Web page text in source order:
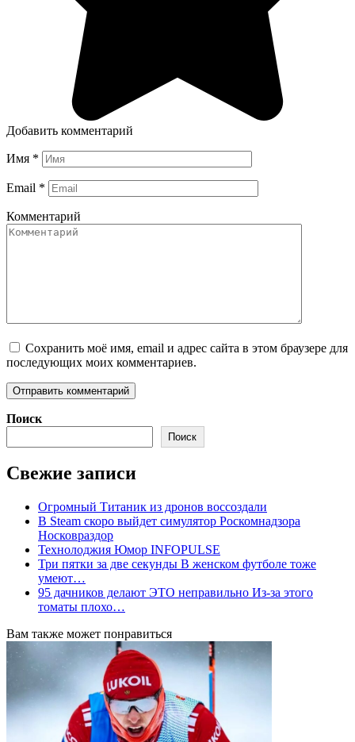
Добавить комментарий
Имя *
Email *
Комментарий
Сохранить моё имя, email и адрес сайта в этом браузере для
последующих моих комментариев.
Поиск
Поиск
Свежие записи
Огромный Титаник из дронов воссоздали
В Steam скоро выйдет симулятор Роскомнадзора
Носковраздор
Технолоджия Юмор INFOPULSE
Три пятки за две секунды В женском футболе тоже
умеют…
95 дачников делают ЭТО неправильно Из-за этого
томаты плохо…
Вам также может понравиться